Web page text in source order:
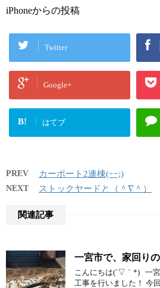
iPhoneからの投稿
Twitter
Google+
B! はてブ
PREV カーポート2連棟(ｰｰ;)
NEXT ストックヤードと（＾∇＾）
関連記事
一宮市で、家回り
こんにちは(´▽｀*) 一
工事を行いました！ 今